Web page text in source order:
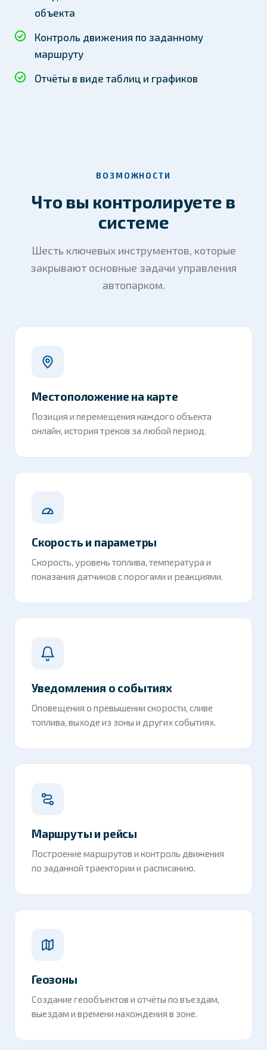
объекта
Контроль движения по заданному
маршруту
Отчёты в виде таблиц и графиков
ВОЗМОЖНОСТИ
Что вы контролируете в
системе
Шесть ключевых инструментов, которые
закрывают основные задачи управления
автопарком.
Местоположение на карте
Позиция и перемещения каждого объекта
онлайн, история треков за любой период.
Скорость и параметры
Скорость, уровень топлива, температура и
показания датчиков с порогами и реакциями.
Уведомления о событиях
Оповещения о превышении скорости, сливе
топлива, выходе из зоны и других событиях.
Маршруты и рейсы
Построение маршрутов и контроль движения
по заданной траектории и расписанию.
Геозоны
Создание геообъектов и отчёты по въездам,
выездам и времени нахождения в зоне.